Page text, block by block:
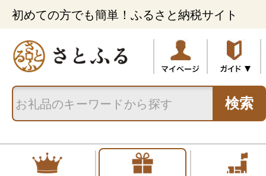
初めての方でも簡単！ふるさと納税サイト
検索